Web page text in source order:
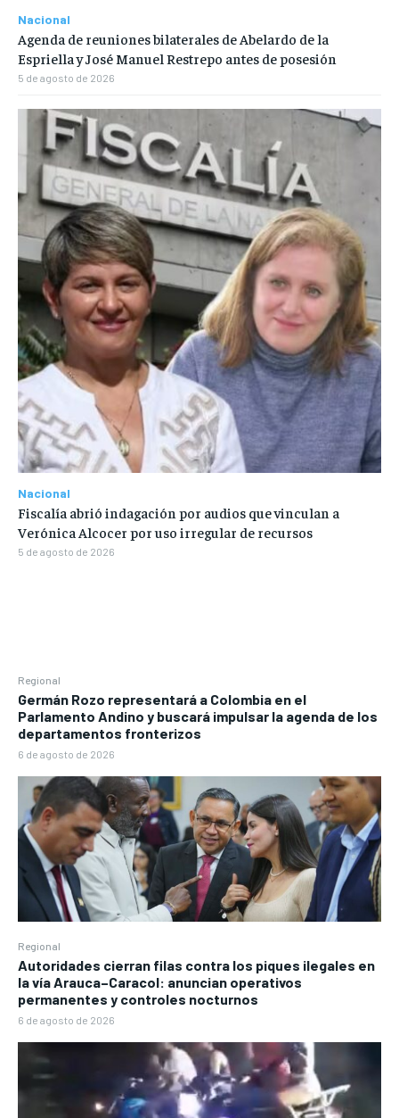
Regional
Germán Rozo representará a Colombia en el
Parlamento Andino y buscará impulsar la agenda de los
departamentos fronterizos
6 de agosto de 2026
Regional
Autoridades cierran filas contra los piques ilegales en
la vía Arauca–Caracol: anuncian operativos
permanentes y controles nocturnos
6 de agosto de 2026
Nacional
Agenda de reuniones bilaterales de Abelardo de la
Espriella y José Manuel Restrepo antes de posesión
5 de agosto de 2026
Nacional
Fiscalía abrió indagación por audios que vinculan a
Verónica Alcocer por uso irregular de recursos
5 de agosto de 2026